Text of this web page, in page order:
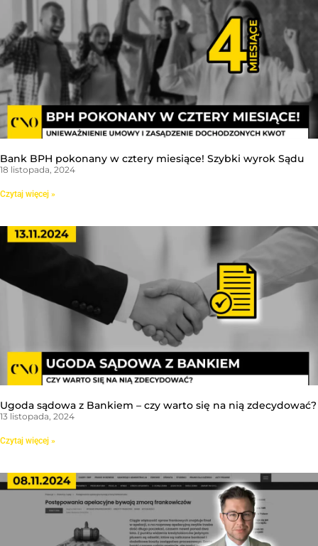
Bank BPH pokonany w cztery miesiące! Szybki wyrok Sądu
18 listopada, 2024
Czytaj więcej »
Ugoda sądowa z Bankiem – czy warto się na nią zdecydować?
13 listopada, 2024
Czytaj więcej »